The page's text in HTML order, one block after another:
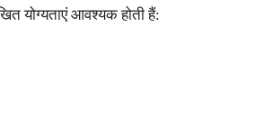
योग्यताएं आवश्यक होती हैं: